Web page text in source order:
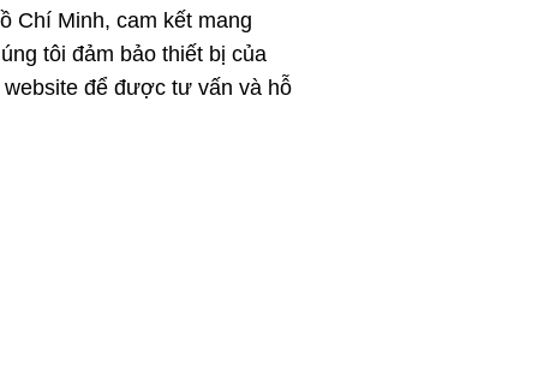
Chí Minh, cam kết mang
tôi đảm bảo thiết bị của
để được tư vấn và hỗ